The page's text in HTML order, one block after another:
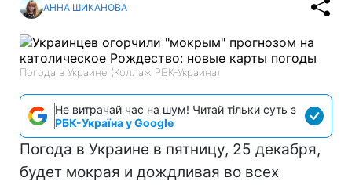
АННА ШИКАНОВА
Погода в Украине (Коллаж РБК-Украина)
Не витрачай час на шум! Читай тільки суть з
РБК-Україна у Google
Погода в Украине в пятницу, 25 декабря,
будет мокрая и дождливая во всех